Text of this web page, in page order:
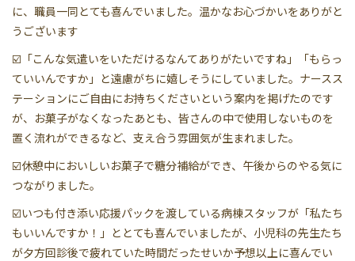
に、職員一同とても喜んでいました。温かなお心づかいをありがと
うございます
☑️「こんな気遣いをいただけるなんてありがたいですね」「もらっ
ていいんですか」と遠慮がちに嬉しそうにしていました。ナースス
テーションにご自由にお持ちくださいという案内を掲げたのです
が、お菓子がなくなったあとも、皆さんの中で使用しないものを
置く流れができるなど、支え合う雰囲気が生まれました。
☑️休憩中においしいお菓子で糖分補給ができ、午後からのやる気に
つながりました。
☑️いつも付き添い応援パックを渡している病棟スタッフが「私たち
もいいんですか！」ととても喜んでいましたが、小児科の先生たち
が夕方回診後で疲れていた時間だったせいか予想以上に喜んでい